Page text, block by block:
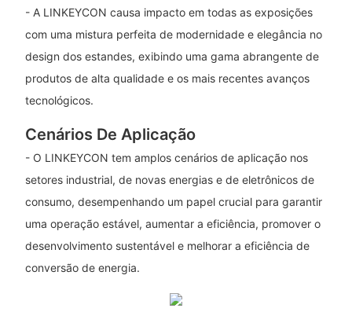
- A LINKEYCON causa impacto em todas as exposições
com uma mistura perfeita de modernidade e elegância no
design dos estandes, exibindo uma gama abrangente de
produtos de alta qualidade e os mais recentes avanços
tecnológicos.
Cenários De Aplicação
- O LINKEYCON tem amplos cenários de aplicação nos
setores industrial, de novas energias e de eletrônicos de
consumo, desempenhando um papel crucial para garantir
uma operação estável, aumentar a eficiência, promover o
desenvolvimento sustentável e melhorar a eficiência de
conversão de energia.